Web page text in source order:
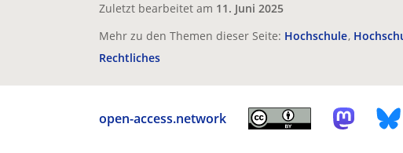
Zuletzt bearbeitet am 11. Juni 2025
Mehr zu den Themen dieser Seite: Hochschule
Rechtliches
open-access.network